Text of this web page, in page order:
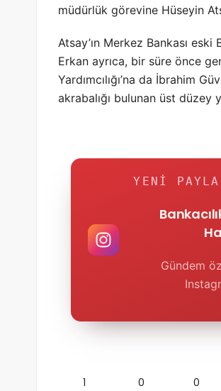
müdürlük görevine Hüseyin
Atsay’ın Merkez Bankası
Erkan ayrıca, bir süre önce
Yardımcılığı’na da İbrahim
akrabalığı bulunan üst düzey
YENI
Gündem
1 0 0